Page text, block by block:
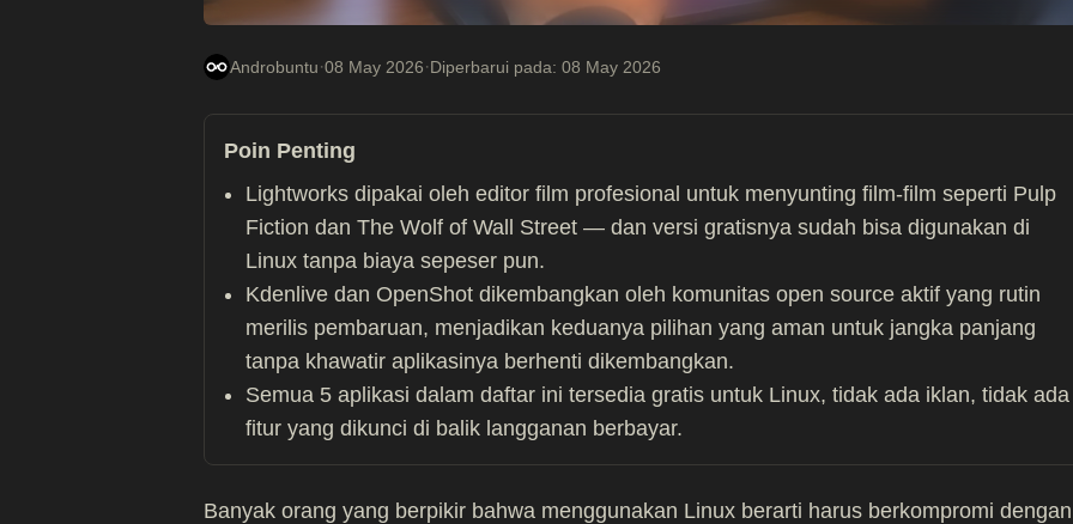
Androbuntu·08 May 2026·Diperbarui pada: 08 May 2026
Poin Penting
Lightworks dipakai oleh editor film profesional untuk menyunting film-film seperti Pulp
Fiction dan The Wolf of Wall Street — dan versi gratisnya sudah bisa digunakan di
Linux tanpa biaya sepeser pun.
Kdenlive dan OpenShot dikembangkan oleh komunitas open source aktif yang rutin
merilis pembaruan, menjadikan keduanya pilihan yang aman untuk jangka panjang
tanpa khawatir aplikasinya berhenti dikembangkan.
Semua 5 aplikasi dalam daftar ini tersedia gratis untuk Linux, tidak ada iklan, tidak ada
fitur yang dikunci di balik langganan berbayar.
Banyak orang yang berpikir bahwa menggunakan Linux berarti harus berkompromi dengan